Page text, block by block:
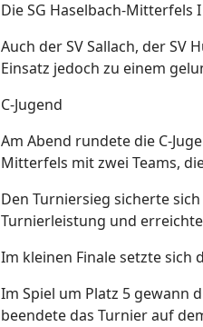
Die SG Haselbach-Mitterfels
Auch der SV Sallach, der
Einsatz jedoch zu einem
C-Jugend
Am Abend rundete die C-
Mitterfels mit zwei Teams,
Den Turniersieg sicherte
Turnierleistung und
Im kleinen Finale setzte sich
Im Spiel um Platz 5 gewann
beendete das Turnier auf